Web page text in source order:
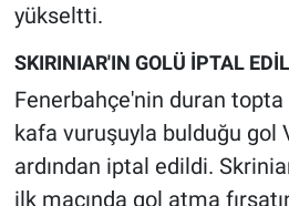
yükseltti.
SKIRINIAR'IN GOLÜ İPTAL
Fenerbahçe'nin duran topta
kafa vuruşuyla bulduğu gol
ardından iptal edildi.
ilk maçında gol atma
Türkiye'nin Geleceği
Türkiye'nin Gündemi
Yerel Gündem
Yerel Yaşam